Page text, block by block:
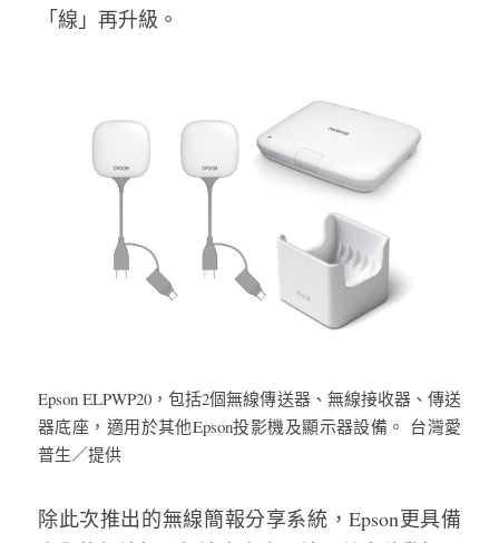
「線」再升級。
Epson ELPWP20，包括2個無線傳送器、無線接收器、傳送
器底座，適用於其他Epson投影機及顯示器設備。 台灣愛
普生／提供
除此次推出的無線簡報分享系統，Epson更具備